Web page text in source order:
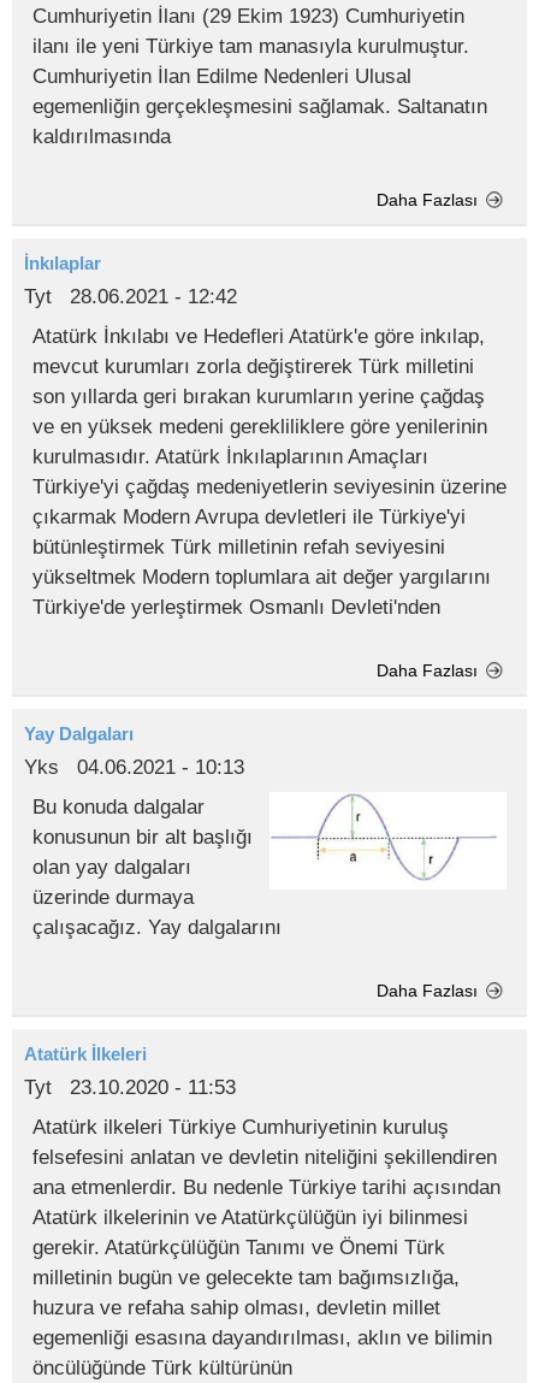
Cumhuriyetin İlanı (29 Ekim 1923) Cumhuriyetin
ilanı ile yeni Türkiye tam manasıyla kurulmuştur.
Cumhuriyetin İlan Edilme Nedenleri Ulusal
egemenliğin gerçekleşmesini sağlamak. Saltanatın
kaldırılmasında
Daha Fazlası
İnkılaplar
Tyt
28.06.2021 - 12:42
Atatürk İnkılabı ve Hedefleri Atatürk'e göre inkılap,
mevcut kurumları zorla değiştirerek Türk milletini
son yıllarda geri bırakan kurumların yerine çağdaş
ve en yüksek medeni gerekliliklere göre yenilerinin
kurulmasıdır. Atatürk İnkılaplarının Amaçları
Türkiye'yi çağdaş medeniyetlerin seviyesinin üzerine
çıkarmak Modern Avrupa devletleri ile Türkiye'yi
bütünleştirmek Türk milletinin refah seviyesini
yükseltmek Modern toplumlara ait değer yargılarını
Türkiye'de yerleştirmek Osmanlı Devleti'nden
Daha Fazlası
Yay Dalgaları
Yks
04.06.2021 - 10:13
Bu konuda dalgalar
konusunun bir alt başlığı
olan yay dalgaları
üzerinde durmaya
çalışacağız. Yay dalgalarını
Daha Fazlası
Atatürk İlkeleri
Tyt
23.10.2020 - 11:53
Atatürk ilkeleri Türkiye Cumhuriyetinin kuruluş
felsefesini anlatan ve devletin niteliğini şekillendiren
ana etmenlerdir. Bu nedenle Türkiye tarihi açısından
Atatürk ilkelerinin ve Atatürkçülüğün iyi bilinmesi
gerekir. Atatürkçülüğün Tanımı ve Önemi Türk
milletinin bugün ve gelecekte tam bağımsızlığa,
huzura ve refaha sahip olması, devletin millet
egemenliği esasına dayandırılması, aklın ve bilimin
öncülüğünde Türk kültürünün